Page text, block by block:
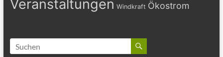
Veranstaltungen Windkraft Ökostrom